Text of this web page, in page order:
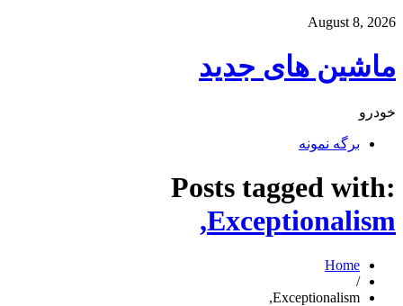
August 8, 2026
ماشین های جدید
خودرو
برگه نمونه
Posts tagged with:
Exceptionalism,
Home
/
Exceptionalism,